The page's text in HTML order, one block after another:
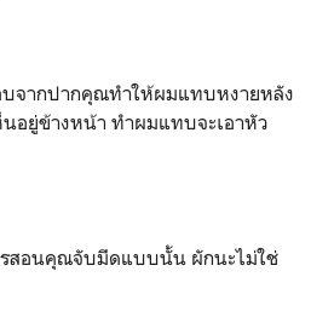
บจากปากคุณทำให้ผมแทบหงายหลัง
อยู่ข้างหน้า ทำผมแทบจะเอาหัว
รสอนคุณจับมีดแบบนั้น ผักนะไม่ใช่